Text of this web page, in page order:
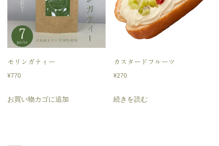
モリンガティー
¥770
お買い物カゴに追加
カスタードフルーツ
¥270
続きを読む